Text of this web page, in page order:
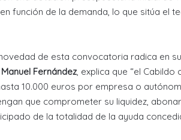
función de la demanda, lo que sitúa el
de esta convocatoria radica en
Manuel Fernández, explica que “el Cabildo
10.000 euros por empresa o
que comprometer su liquidez,
de la totalidad de la ayuda